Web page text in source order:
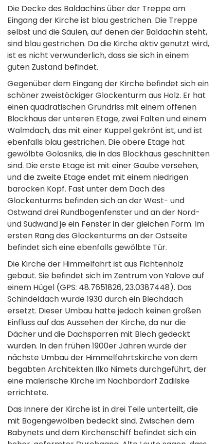
Die Decke des Baldachins über der Treppe am
Eingang der Kirche ist blau gestrichen. Die Treppe
selbst und die Säulen, auf denen der Baldachin steht,
sind blau gestrichen. Da die Kirche aktiv genutzt wird,
ist es nicht verwunderlich, dass sie sich in einem
guten Zustand befindet.
Gegenüber dem Eingang der Kirche befindet sich ein
schöner zweistöckiger Glockenturm aus Holz. Er hat
einen quadratischen Grundriss mit einem offenen
Blockhaus der unteren Etage, zwei Falten und einem
Walmdach, das mit einer Kuppel gekrönt ist, und ist
ebenfalls blau gestrichen. Die obere Etage hat
gewölbte Golosniks, die in das Blockhaus geschnitten
sind. Die erste Etage ist mit einer Gaube versehen,
und die zweite Etage endet mit einem niedrigen
barocken Kopf. Fast unter dem Dach des
Glockenturms befinden sich an der West- und
Ostwand drei Rundbogenfenster und an der Nord-
und Südwand je ein Fenster in der gleichen Form. Im
ersten Rang des Glockenturms an der Ostseite
befindet sich eine ebenfalls gewölbte Tür.
Die Kirche der Himmelfahrt ist aus Fichtenholz
gebaut. Sie befindet sich im Zentrum von Yalove auf
einem Hügel (GPS: 48.7651826, 23.0387448). Das
Schindeldach wurde 1930 durch ein Blechdach
ersetzt. Dieser Umbau hatte jedoch keinen großen
Einfluss auf das Aussehen der Kirche, da nur die
Dächer und die Dachsparren mit Blech gedeckt
wurden. In den frühen 1900er Jahren wurde der
nächste Umbau der Himmelfahrtskirche von dem
begabten Architekten Ilko Nimets durchgeführt, der
eine malerische Kirche im Nachbardorf Zadilske
errichtete.
Das Innere der Kirche ist in drei Teile unterteilt, die
mit Bogengewölben bedeckt sind. Zwischen dem
Babynets und dem Kirchenschiff befindet sich ein